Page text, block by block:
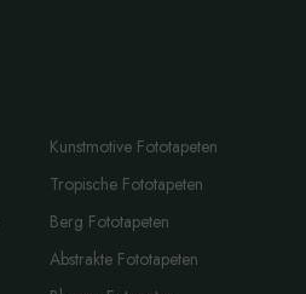
Kunstmotive Fototapeten
Tropische Fototapeten
Berg Fototapeten
Abstrakte Fototapeten